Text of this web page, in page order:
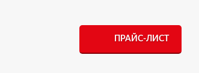
ПРАЙС-ЛИСТ